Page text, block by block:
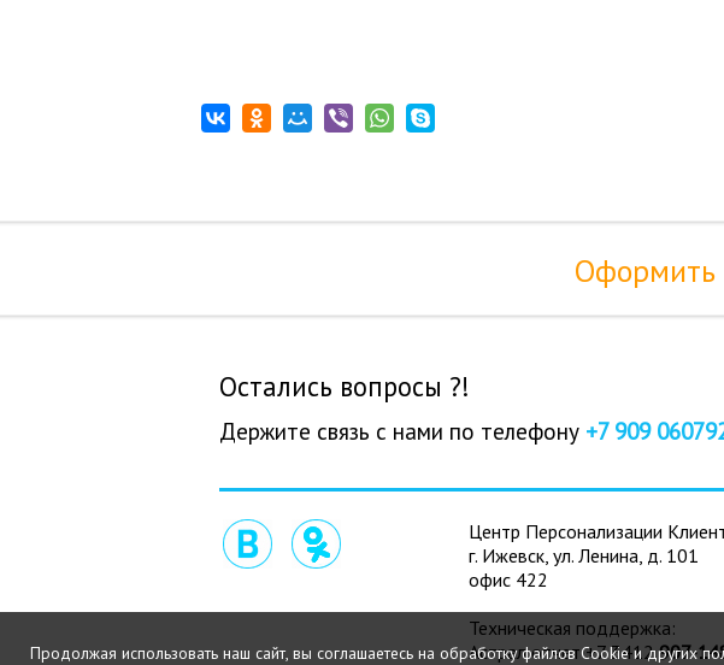
Оформить
Остались вопросы ?!
Держите связь с нами по телефону +7 909
Центр Персонализации
г. Ижевск, ул. Ленина, д. 101
офис 422
Техническая поддержка:
Астрал отчет +7 3412907-
Продолжая использовать наш сайт, вы соглашаетесь на обработку файлов Сookie и других